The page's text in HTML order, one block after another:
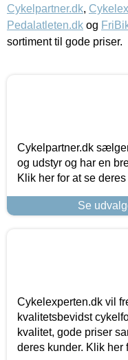
Cykelpartner.dk,
Pedalatleten.dk og
sortiment til gode priser.
Cykelpartner.dk
og udstyr og har en
Klik her for at se
Se
Cykelexperten.dk vil
kvalitetsbevidst
kvalitet, gode priser
deres kunder. Klik her